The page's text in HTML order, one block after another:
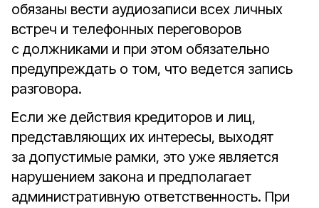
обязаны вести аудиозаписи всех личных
встреч и телефонных переговоров
с должниками и при этом обязательно
предупреждать о том, что ведется запись
разговора.
Если же действия кредиторов и лиц,
представляющих их интересы, выходят
за допустимые рамки, это уже является
нарушением закона и предполагает
административную ответственность. При